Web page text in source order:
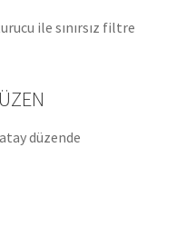
ile sınırsız filtre
düzende